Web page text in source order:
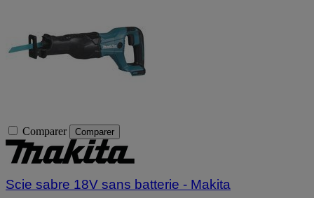
Comparer Comparer
Scie sabre 18V sans batterie - Makita